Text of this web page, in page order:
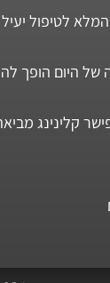
לטיפול יעיל
של היום הופך
קלינינג